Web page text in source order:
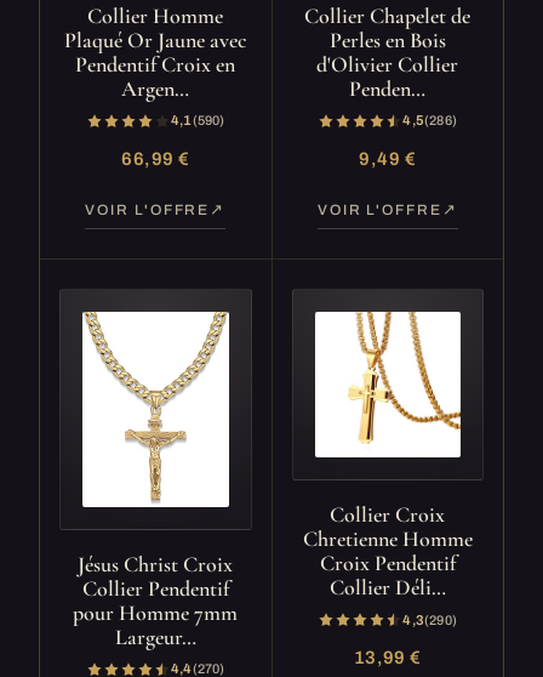
Collier Homme
Plaqué Or Jaune avec
Pendentif Croix en
Argen…
4,1(590)
66,99 €
VOIR L'OFFRE
Collier Chapelet de
Perles en Bois
d'Olivier Collier
Penden…
4,5(286)
9,49 €
VOIR L'OFFRE
Jésus Christ Croix
Collier Pendentif
pour Homme 7mm
Largeur…
4,4(270)
Collier Croix
Chretienne Homme
Croix Pendentif
Collier Déli…
4,3(290)
13,99 €